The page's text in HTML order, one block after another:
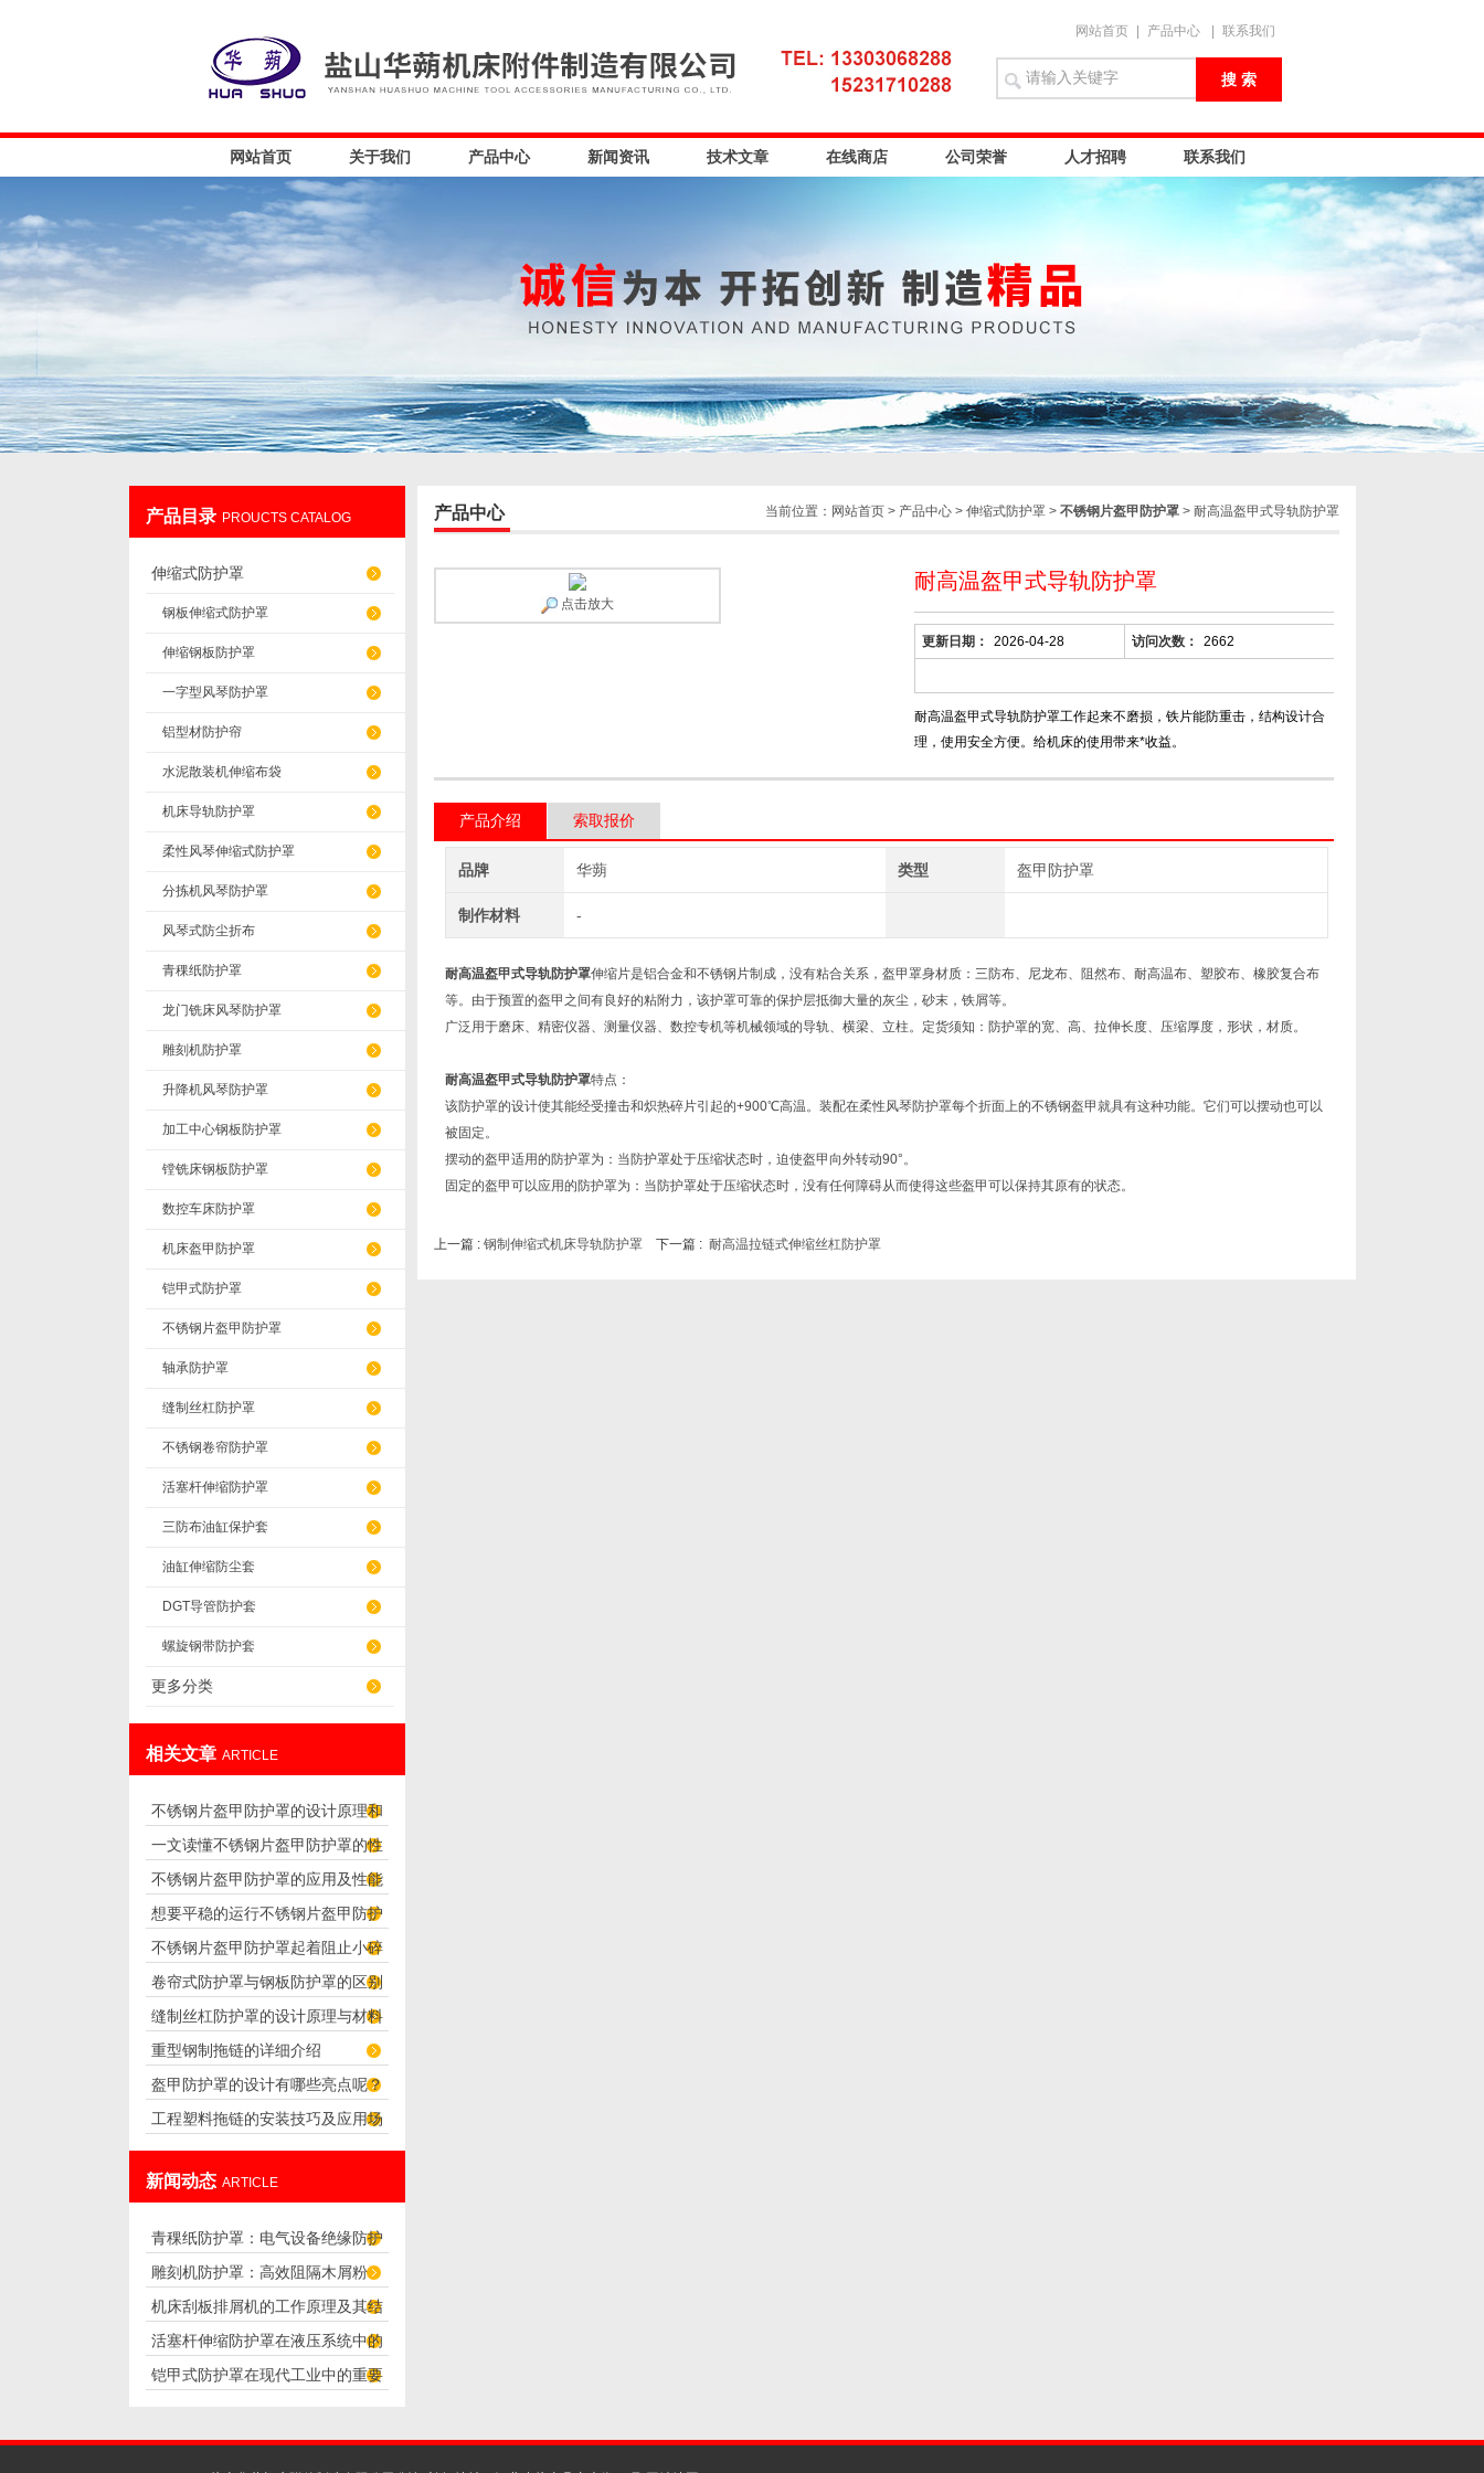
网站首页 产品中心 联系我们
网站首页 关于我们 产品中心 新闻资讯 技术文章 在线商店 公司荣誉 人才招聘 联系我们
产品目录 PROUCTS CATALOG
伸缩式防护罩
钢板伸缩式防护罩
伸缩钢板防护罩
一字型风琴防护罩
铝型材防护帘
水泥散装机伸缩布袋
机床导轨防护罩
柔性风琴伸缩式防护罩
分拣机风琴防护罩
风琴式防尘折布
青稞纸防护罩
龙门铣床风琴防护罩
雕刻机防护罩
升降机风琴防护罩
加工中心钢板防护罩
镗铣床钢板防护罩
数控车床防护罩
机床盔甲防护罩
铠甲式防护罩
不锈钢片盔甲防护罩
轴承防护罩
缝制丝杠防护罩
不锈钢卷帘防护罩
活塞杆伸缩防护罩
三防布油缸保护套
油缸伸缩防尘套
DGT导管防护套
螺旋钢带防护套
更多分类
相关文章 ARTICLE
不锈钢片盔甲防护罩的设计原理和
应用
一文读懂不锈钢片盔甲防护罩的性
能特点
不锈钢片盔甲防护罩的应用及性能
特点
想要平稳的运行不锈钢片盔甲防护
罩，我们需要先了解下这些情况
不锈钢片盔甲防护罩起着阻止小碎
片渗透的作用
卷帘式防护罩与钢板防护罩的区别
和特点
缝制丝杠防护罩的设计原理与材料
选择
重型钢制拖链的详细介绍
盔甲防护罩的设计有哪些亮点呢？
工程塑料拖链的安装技巧及应用场
新闻动态 ARTICLE
青稞纸防护罩：电气设备绝缘防护
专用方案
雕刻机防护罩：高效阻隔木屑粉
尘，守护设备精度与安全
机床刮板排屑机的工作原理及其结
构分析
活塞杆伸缩防护罩在液压系统中的
应用
铠甲式防护罩在现代工业中的重要
当前位置： 网站首页> 产品中心> 伸缩式防护罩> 不锈钢片盔甲防护罩> 耐高温盔甲式导轨防护罩
产品中心
耐高温盔甲式导轨防护罩
更新日期： 2026-04-28 访问次数： 2662
耐高温盔甲式导轨防护罩工作起来不磨损，铁片能防重击，结构设计合
理，使用安全方便。给机床的使用带来*收益。
点击放大
产品介绍 索取报价
品牌 华蒴 类型 盔甲防护罩
制作材料 -
耐高温盔甲式导轨防护罩伸缩片是铝合金和不锈钢片制成，没有粘合关系，盔甲罩身材质：三防布、尼龙布、阻然布、耐高温布、塑胶布、橡胶复合布
等。由于预置的盔甲之间有良好的粘附力，该护罩可靠的保护层抵御大量的灰尘，砂末，铁屑等。
广泛用于磨床、精密仪器、测量仪器、数控专机等机械领域的导轨、横梁、立柱。定货须知：防护罩的宽、高、拉伸长度、压缩厚度，形状，材质。
耐高温盔甲式导轨防护罩特点：
该防护罩的设计使其能经受撞击和炽热碎片引起的+900℃高温。装配在柔性风琴防护罩每个折面上的不锈钢盔甲就具有这种功能。它们可以摆动也可以
被固定。
摆动的盔甲适用的防护罩为：当防护罩处于压缩状态时，迫使盔甲向外转动90°。
固定的盔甲可以应用的防护罩为：当防护罩处于压缩状态时，没有任何障碍从而使得这些盔甲可以保持其原有的状态。
上一篇 : 钢制伸缩式机床导轨防护罩下一篇 : 耐高温拉链式伸缩丝杠防护罩